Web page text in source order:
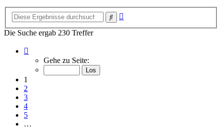
Suche
Die Suche ergab 230 Treffer
von
Gehe zu Seite:
1
2
3
4
5
…